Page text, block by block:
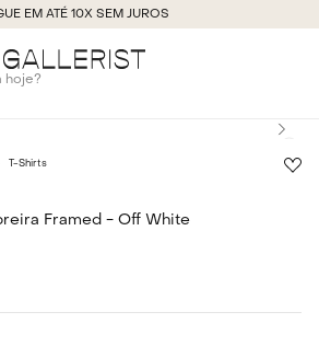
EM ATÉ 10X SEM JUROS
hoje?
T-Shirts
Blusa Ayla Com Ombreira Framed - Off White